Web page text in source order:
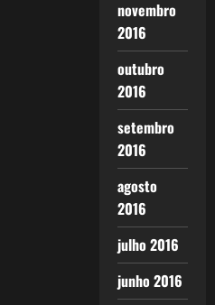
novembro
2016
outubro
2016
setembro
2016
agosto
2016
julho 2016
junho 2016